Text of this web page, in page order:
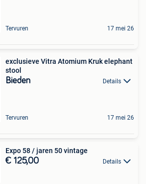
Tervuren 17 mei 26
exclusieve Vitra Atomium Kruk elephant
stool
Bieden Details
Tervuren 17 mei 26
Expo 58 / jaren 50 vintage
€ 125,00 Details